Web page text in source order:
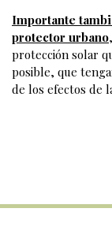
Importante
protector urbano
protección solar
posible, que
de los efectos de